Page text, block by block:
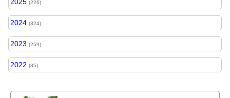
2025 (226)
2024 (324)
2023 (259)
2022 (35)